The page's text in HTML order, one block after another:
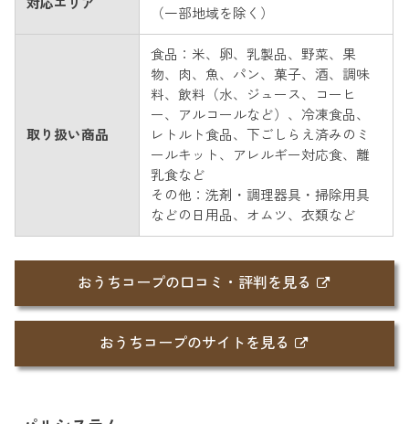
（一部地域を除く）
取り扱い商品
食品：米、卵、乳製品、野菜、果
物、肉、魚、パン、菓子、酒、調味
料、飲料（水、ジュース、コーヒ
ー、アルコールなど）、冷凍食品、
レトルト食品、下ごしらえ済みのミ
ールキット、アレルギー対応食、離
乳食など
その他：洗剤・調理器具・掃除用具
などの日用品、オムツ、衣類など
おうちコープの口コミ・評判を見る
おうちコープのサイトを見る